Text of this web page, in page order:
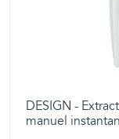
DESIGN -
manuel